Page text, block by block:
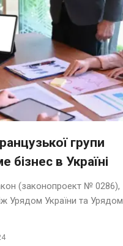
групи
бізнес в Україні
(законопроект № 0286),
Урядом України та Урядом